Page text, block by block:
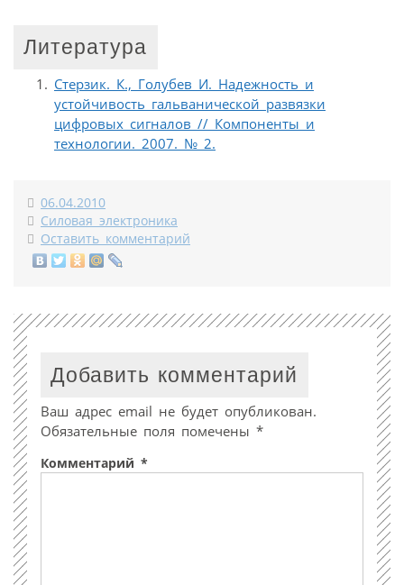
Литература
Стерзик. К., Голубев И. Надежность и
устойчивость гальванической развязки
цифровых сигналов // Компоненты и
технологии. 2007. № 2.
06.04.2010
Силовая электроника
Оставить комментарий
Добавить комментарий
Ваш адрес email не будет опубликован.
Обязательные поля помечены *
Комментарий *